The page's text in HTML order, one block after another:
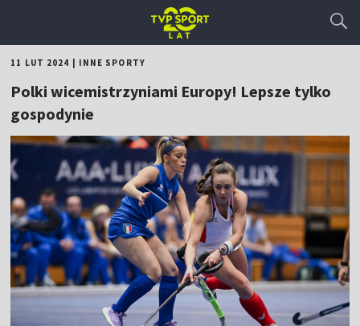
11 LUT 2024 INNE SPORTY
Polki wicemistrzyniami Europy! Lepsze tylko
gospodynie